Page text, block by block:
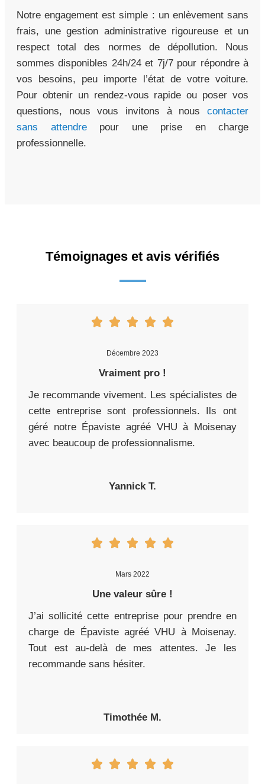
Notre engagement est simple : un enlèvement sans
frais, une gestion administrative rigoureuse et un
respect total des normes de dépollution. Nous
sommes disponibles 24h/24 et 7j/7 pour répondre à
vos besoins, peu importe l’état de votre voiture.
Pour obtenir un rendez-vous rapide ou poser vos
questions, nous vous invitons à nous contacter
sans attendrepour une prise en charge
professionnelle.
Témoignages et avis vérifiés
Décembre 2023
Vraiment pro !
Je recommande vivement. Les spécialistes de
cette entreprise sont professionnels. Ils ont
géré notre Épaviste agréé VHU à Moisenay
avec beaucoup de professionnalisme.
Yannick T.
Mars 2022
Une valeur sûre !
J’ai sollicité cette entreprise pour prendre en
charge de Épaviste agréé VHU à Moisenay.
Tout est au-delà de mes attentes. Je les
recommande sans hésiter.
Timothée M.